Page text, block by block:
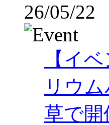
26/05/22
【イ
リウ
草で開